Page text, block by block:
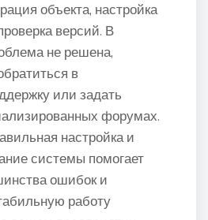
объекта, настройка
версий. В
не решена,
в
или задать
форумах.
настройка и
системы помогает
ошибок и
работу